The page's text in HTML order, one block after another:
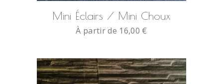
Mini Éclairs / Mini Choux
À partir de 16,00 €